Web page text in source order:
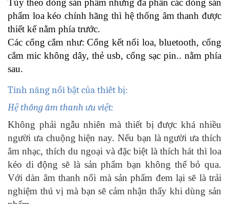
phẩm loa kéo chính hãng thì hệ thống âm thanh được
thiết kế nằm phía trước.
Các cổng cắm như: Cổng kết nối loa, bluetooth, cổng
cắm mic không dây, thẻ usb, cổng sạc pin.. nằm phía
sau.
Tính năng nổi bật của thiết bị:
Hệ thống âm thanh ưu việt:
Không phải ngẫu nhiên mà thiết bị được khá nhiều
người ưa chuộng hiện nay. Nếu bạn là người ưa thích
âm nhạc, thích du ngoại và đặc biệt là thích hát thì loa
kéo di động sẽ là sản phẩm bạn không thể bỏ qua.
Với dàn âm thanh nổi mà sản phẩm đem lại sẽ là trải
nghiệm thú vị mà bạn sẽ cảm nhận thấy khi dùng sản